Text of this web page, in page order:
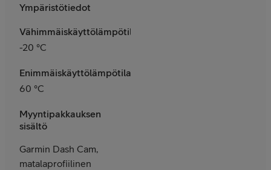
Ympäristötiedot
Vähimmäiskäyttölämpötila
-20 °C
Enimmäiskäyttölämpötila
60 °C
Myyntipakkauksen
sisältö
Garmin Dash Cam,
matalaprofiilinen